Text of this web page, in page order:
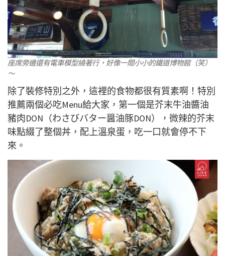
座席旁邊還有電車模型繞著行，好像一間小小的鐵道博物館（笑）
～
除了裝修特別之外，這裡的食物都很有質素啊！特別
推薦兩個必吃Menu給大家，第一個是芥末牛油醬油
豬肉DON（わさびバター醤油豚DON），微辣的芥末
味點綴了整個丼，配上溫泉蛋，吃一口就會停不下
來。